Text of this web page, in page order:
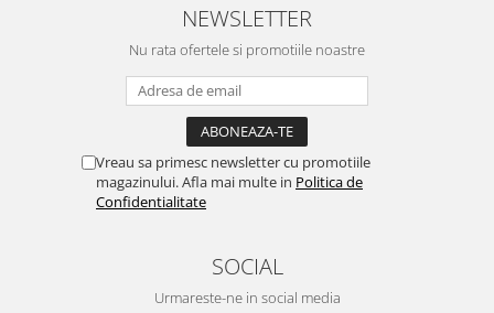
NEWSLETTER
Nu rata ofertele si promotiile noastre
Vreau sa primesc newsletter cu promotiile
magazinului. Afla mai multe in Politica de
Confidentialitate
SOCIAL
Urmareste-ne in social media